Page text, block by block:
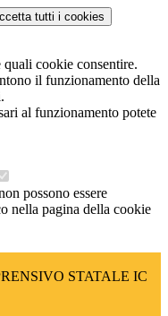
tutti i cookies
quali cookie consentire.
il funzionamento della
al funzionamento potete
possono essere
nella pagina della cookie
STATALE IC